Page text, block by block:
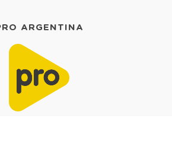
ARGENTINA